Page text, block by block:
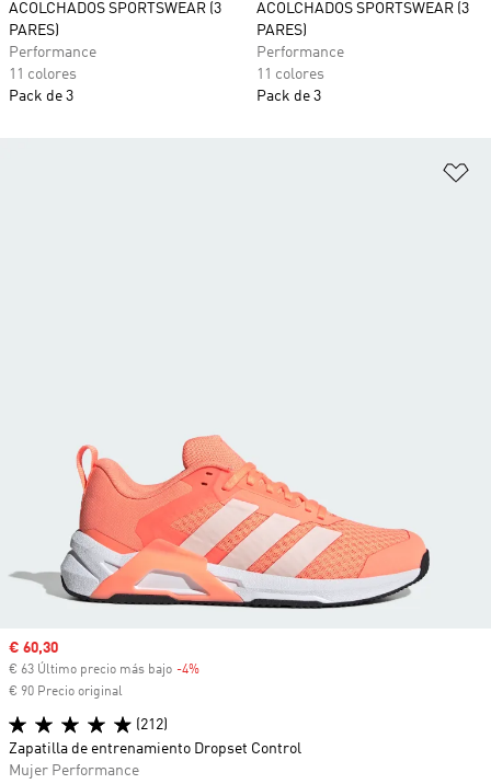
ACOLCHADOS SPORTSWEAR (3
PARES)
Performance
11 colores
Pack de 3
ACOLCHADOS SPORTSWEAR (3
PARES)
Performance
11 colores
Pack de 3
Precio de venta
€ 60,30
€ 63 Último precio más bajo -4%
€ 90 Precio original
(212)
Zapatilla de entrenamiento Dropset Control
Mujer Performance